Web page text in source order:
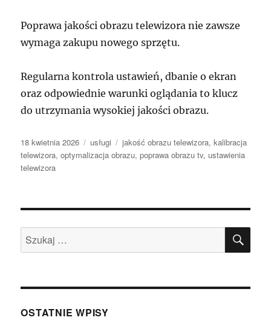
Poprawa jakości obrazu telewizora nie zawsze
wymaga zakupu nowego sprzętu.
Regularna kontrola ustawień, dbanie o ekran
oraz odpowiednie warunki oglądania to klucz
do utrzymania wysokiej jakości obrazu.
Data
publikacji
18 kwietnia 2026 Kategorie
usługi Tagi
jakość obrazu telewizora,kalibracja
telewizora,optymalizacja obrazu,poprawa obrazu tv, ustawienia
telewizora
Szukaj:
OSTATNIE WPISY